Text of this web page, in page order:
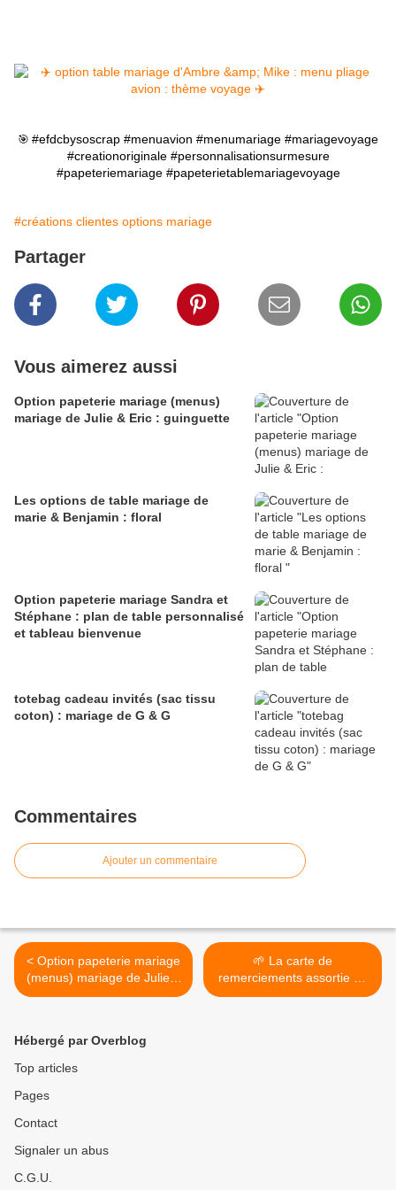
🎯 #efdcbysoscrap #menuavion #menumariage #mariagevoyage
#creationoriginale #personnalisationsurmesure
#papeteriemariage #papeterietablemariagevoyage
#créations clientes options mariage
Partager
Vous aimerez aussi
Option papeterie mariage (menus)
mariage de Julie & Eric : guinguette
Les options de table mariage de
marie & Benjamin : floral
Option papeterie mariage Sandra et
Stéphane : plan de table personnalisé
et tableau bienvenue
totebag cadeau invités (sac tissu
coton) : mariage de G & G
Commentaires
Ajouter un commentaire
< Option papeterie mariage
(menus) mariage de Julie &
Eric : guinguette
🌱 La carte de
remerciements assortie au
faire-part/invitation mariage
Hébergé par Overblog
Top articles
Pages
Contact
Signaler un abus
C.G.U.